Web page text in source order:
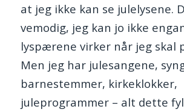
at jeg ikke kan se julelysene.
vemodig, jeg kan jo ikke
lyspærene virker når jeg skal
Men jeg har julesangene,
barnestemmer, kirkeklokker,
juleprogrammer – alt dette